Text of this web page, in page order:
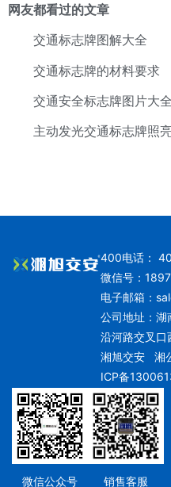
网友都看过的文章
交通标志牌图解大全
交通标志牌的材料要求
交通安全标志牌图片大全
主动发光交通标志牌照
400电话：
微信号：
电子邮箱：
公司地址：湖
沿河路交叉口
湘旭交安湘
ICP备
微信公众号 销售客服